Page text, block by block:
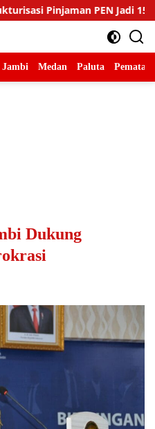
15 Tahun‎‎ Sambut
Jambi Medan Paluta
Dukung